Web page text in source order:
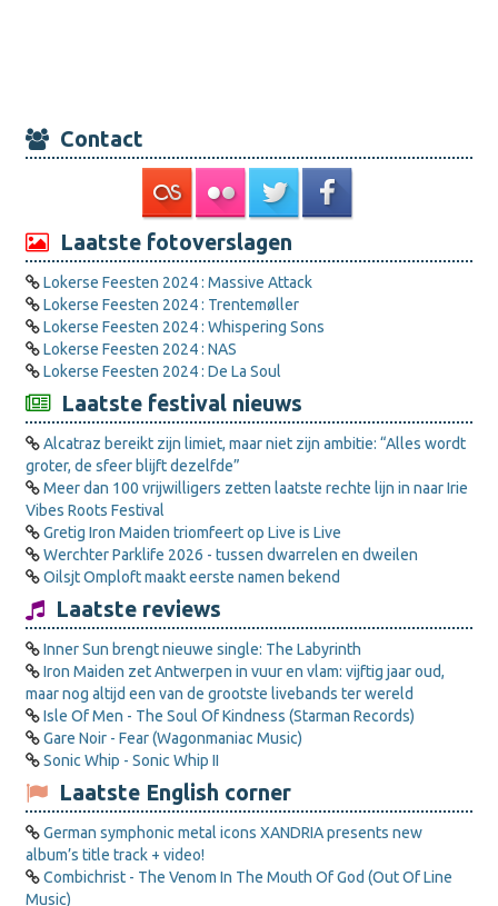
Contact
Laatste fotoverslagen
Lokerse Feesten 2024 : Massive Attack
Lokerse Feesten 2024 : Trentemøller
Lokerse Feesten 2024 : Whispering Sons
Lokerse Feesten 2024 : NAS
Lokerse Feesten 2024 : De La Soul
Laatste festival nieuws
Alcatraz bereikt zijn limiet, maar niet zijn ambitie: “Alles wordt
groter, de sfeer blijft dezelfde”
Meer dan 100 vrijwilligers zetten laatste rechte lijn in naar Irie
Vibes Roots Festival
Gretig Iron Maiden triomfeert op Live is Live
Werchter Parklife 2026 - tussen dwarrelen en dweilen
Oilsjt Omploft maakt eerste namen bekend
Laatste reviews
Inner Sun brengt nieuwe single: The Labyrinth
Iron Maiden zet Antwerpen in vuur en vlam: vijftig jaar oud,
maar nog altijd een van de grootste livebands ter wereld
Isle Of Men - The Soul Of Kindness (Starman Records)
Gare Noir - Fear (Wagonmaniac Music)
Sonic Whip - Sonic Whip II
Laatste English corner
German symphonic metal icons XANDRIA presents new
album’s title track + video!
Combichrist - The Venom In The Mouth Of God (Out Of Line
Music)